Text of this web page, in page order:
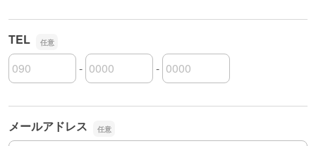
TEL
TELの市外局番
-
TELの市内局番 -
TELの加入者番号
メールアドレス